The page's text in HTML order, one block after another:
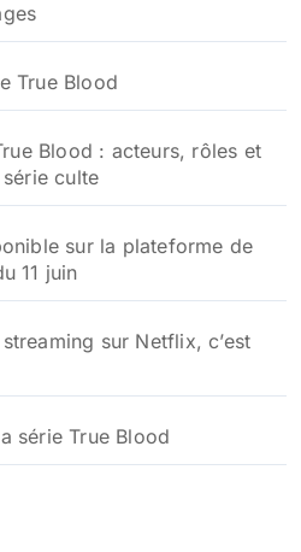
True Blood
Blood : acteurs, rôles et
culte
sur la plateforme de
11 juin
sur Netflix, c’est
série True Blood